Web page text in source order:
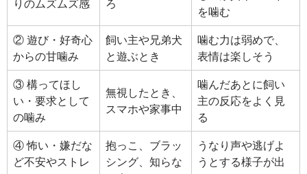
りのムズムズ感
ろ
を噛む
② 遊び・好奇心
からの甘噛み
飼い主や兄弟犬
と遊ぶとき
噛む力は弱めで、
表情は楽しそう
③ 構ってほし
い・要求として
の噛み
無視したとき、
スマホや家事中
噛んだあとに飼い
主の反応をよく見
る
④ 怖い・嫌だな
ど不安やストレ
抱っこ、ブラッ
シング、知らな
うなり声や逃げよ
うとする様子が出